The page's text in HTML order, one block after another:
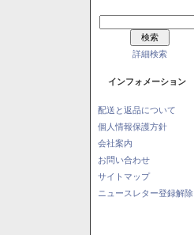
詳細検索
インフォメーション
配送と返品について
個人情報保護方針
会社案内
お問い合わせ
サイトマップ
ニュースレター登録解除